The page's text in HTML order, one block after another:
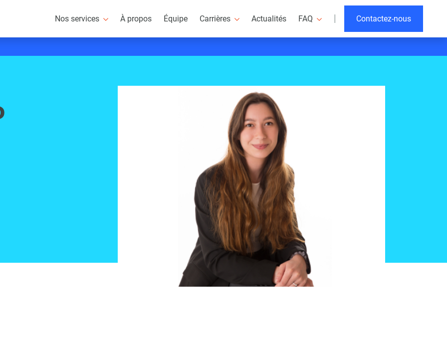
Nos services À propos Équipe Carrières Actualités FAQ | Contactez-nous